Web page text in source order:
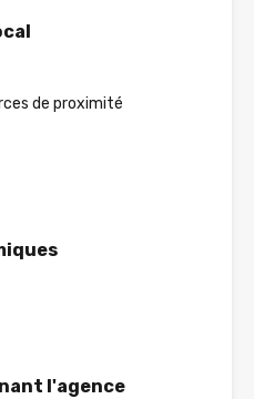
de proximité
l'agence